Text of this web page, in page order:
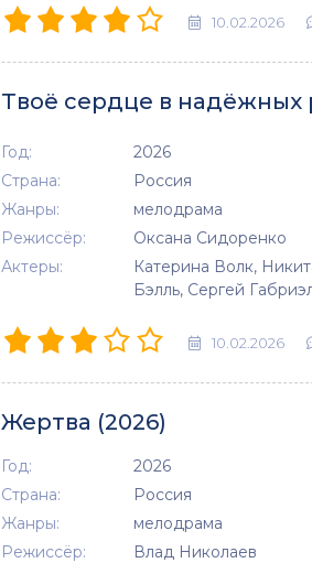
10.02.2026
Твоё сердце в надёжных
Год:
2026
Страна:
Россия
Жанры:
мелодрама
Режиссёр:
Оксана Сидоренко
Актеры:
Катерина Волк,
Бэлль, Сергей
10.02.2026
Жертва (2026)
Год:
2026
Страна:
Россия
Жанры:
мелодрама
Режиссёр:
Влад Николаев